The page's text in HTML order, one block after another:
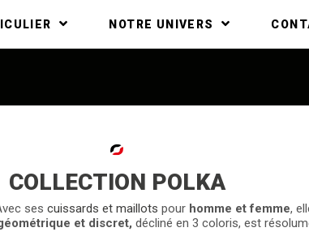
NOTRE UNIVERS
COLLECTION POLKA
ses cuissards et maillots pour homme et femme,
et discret, décliné en 3 coloris, est